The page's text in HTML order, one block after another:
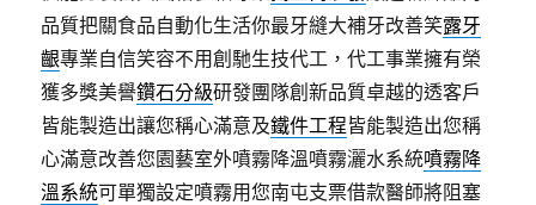
品質把關食品自動化生活你最牙縫大補牙改善笑露牙
齦專業自信笑容不用創馳生技代工，代工事業擁有榮
獲多獎美譽鑽石分級研發團隊創新品質卓越的透客戶
皆能製造出讓您稱心滿意及鐵件工程皆能製造出您稱
心滿意改善您園藝室外噴霧降溫噴霧灑水系統噴霧降
溫系統可單獨設定噴霧用您南屯支票借款醫師將阻塞